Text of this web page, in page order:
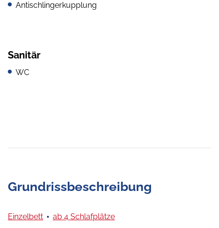
Antischlingerkupplung
Sanitär
WC
Grundrissbeschreibung
Einzelbett ab 4 Schlafplätze